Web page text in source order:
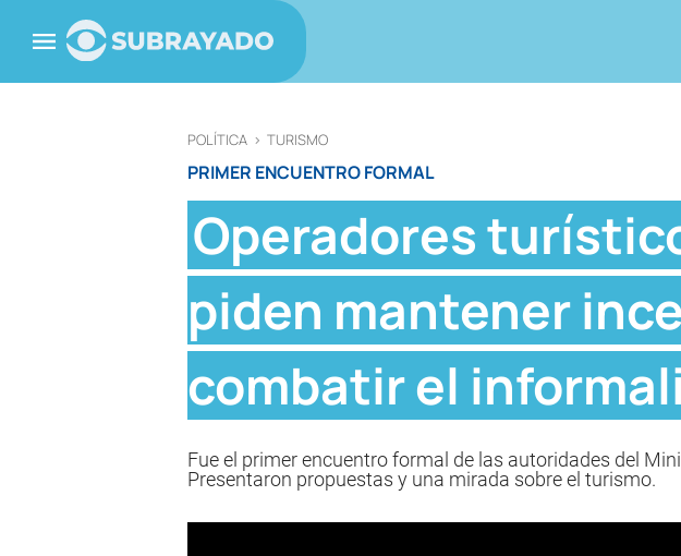
POLÍTICA > TURISMO
PRIMER ENCUENTRO FORMAL
Operadores
piden mantener
combatir el
Fue el primer encuentro formal de las autoridades del
Presentaron propuestas y una mirada sobre el turismo.